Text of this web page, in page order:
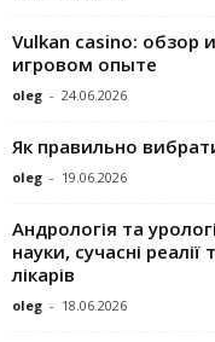
Vulkan casino: обзор
игровом опыте
oleg - 24.06.2026
Як правильно
oleg - 19.06.2026
Андрологія та
науки, сучасні реалії
лікарів
oleg - 18.06.2026